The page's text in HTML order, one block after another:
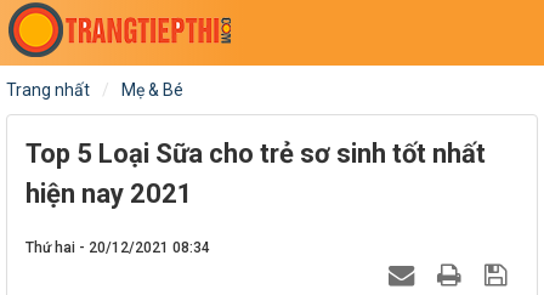
Trang nhất Mẹ & Bé
Top 5 Loại Sữa cho trẻ sơ sinh tốt nhất
hiện nay 2021
Thứ hai - 20/12/2021 08:34